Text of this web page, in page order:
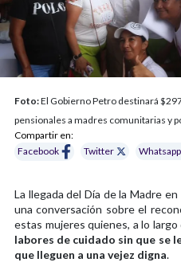
Foto:El Gobierno Petro destinará
pensionales a madres comunitarias y
Compartir en:
Facebook
Twitter Whatsapp
La llegada del Día de la Madre
una conversación sobre el
estas mujeres quienes, a lo largo
labores de cuidado sin que se
que lleguen a una vejez digna.